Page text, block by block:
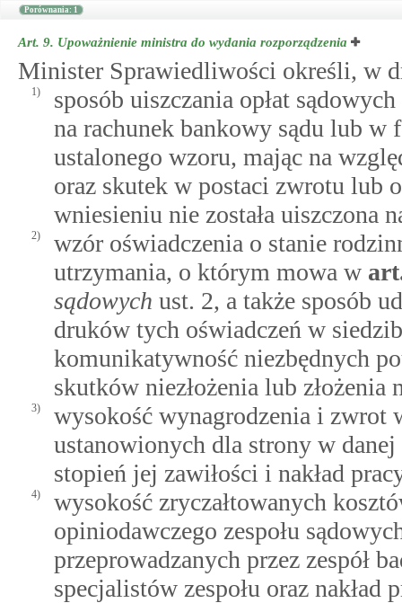
Porównania: 1
Art. 9. Upoważnienie ministra do wydania rozporządzenia
Minister Sprawiedliwości określi, w
1)
sposób uiszczania opłat
na rachunek bankowy sądu lub w
ustalonego wzoru, mając na
oraz skutek w postaci zwrotu lub
wniesieniu nie została uiszczona
2)
wzór oświadczenia o stanie
utrzymania, o którym mowa w
sądowych ust. 2, a także sposób
druków tych oświadczeń w
komunikatywność niezbędnych
skutków niezłożenia lub
3)
wysokość wynagrodzenia i zwrot
ustanowionych dla strony w
stopień jej zawiłości i nakład
4)
wysokość zryczałtowanych
opiniodawczego zespołu
przeprowadzanych przez zespół
specjalistów zespołu oraz